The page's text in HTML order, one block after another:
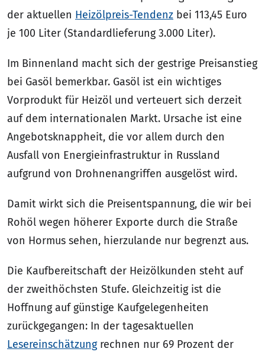
der aktuellen Heizölpreis-Tendenz bei 113,45 Euro
je 100 Liter (Standardlieferung 3.000 Liter).
Im Binnenland macht sich der gestrige Preisanstieg
bei Gasöl bemerkbar. Gasöl ist ein wichtiges
Vorprodukt für Heizöl und verteuert sich derzeit
auf dem internationalen Markt. Ursache ist eine
Angebotsknappheit, die vor allem durch den
Ausfall von Energieinfrastruktur in Russland
aufgrund von Drohnenangriffen ausgelöst wird.
Damit wirkt sich die Preisentspannung, die wir bei
Rohöl wegen höherer Exporte durch die Straße
von Hormus sehen, hierzulande nur begrenzt aus.
Die Kaufbereitschaft der Heizölkunden steht auf
der zweithöchsten Stufe. Gleichzeitig ist die
Hoffnung auf günstige Kaufgelegenheiten
zurückgegangen: In der tagesaktuellen
Lesereinschätzungrechnen nur 69 Prozent der